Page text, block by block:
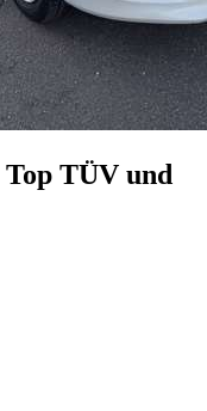
Top TÜV und